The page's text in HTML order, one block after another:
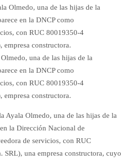
una de las hijas de la
en la DNCP como
con RUC 80019350-4
constructora.
Ayala Olmedo, una de las hijas de la
la Dirección Nacional de
de servicios, con RUC
una empresa construc­tora, cuyo